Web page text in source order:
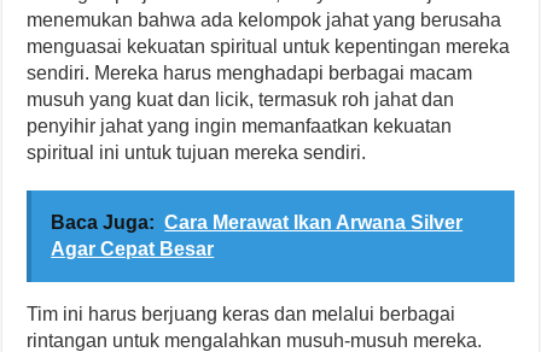
menemukan bahwa ada kelompok jahat yang berusaha
menguasai kekuatan spiritual untuk kepentingan mereka
sendiri. Mereka harus menghadapi berbagai macam
musuh yang kuat dan licik, termasuk roh jahat dan
penyihir jahat yang ingin memanfaatkan kekuatan
spiritual ini untuk tujuan mereka sendiri.
Baca Juga: Cara Merawat Ikan Arwana Silver
Agar Cepat Besar
Tim ini harus berjuang keras dan melalui berbagai
rintangan untuk mengalahkan musuh-musuh mereka.